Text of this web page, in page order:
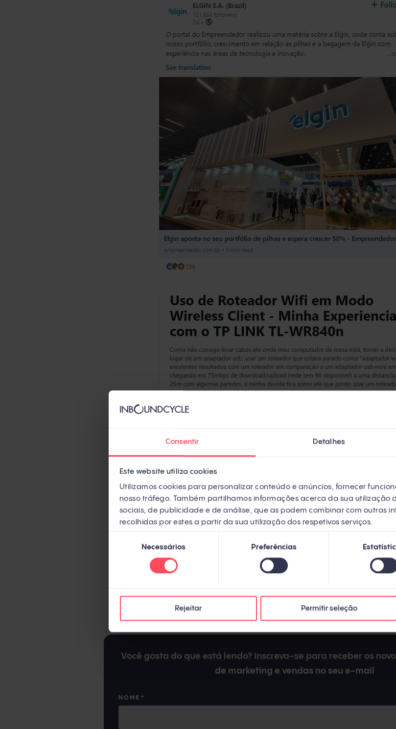
Consentir Detalhes
Este website utiliza cookies
Utilizamos cookies para personalizar conteúdo e anúncios, fornecer
nosso tráfego. Também partilhamos informações acerca da sua utilização
sociais, de publicidade e de análise, que as podem combinar com outras
recolhidas por estes a partir da sua utilização dos respetivos serviços.
consentimento
Necessários Preferências
Rejeitar Permitir seleção
Embora se encontrem em plataformas distintas, os três exemplos são
Você gosta do que está lendo? Inscreva-se para receber os
de marketing e vendas no seu e-mail
NOME *